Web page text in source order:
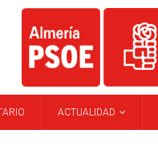
ACTUALIDAD